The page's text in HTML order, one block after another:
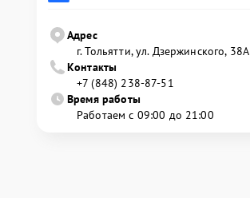
Адрес
г. Тольятти, ул. Дзержинского, 38А
Контакты
+7 (848) 238-87-51
Время работы
Работаем с 09:00 до 21:00